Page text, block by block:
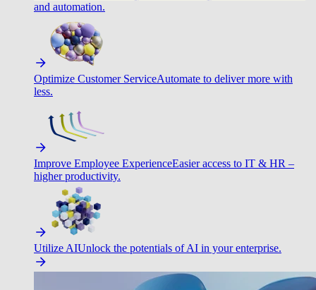
and automation.
Optimize Customer ServiceAutomate to deliver more with
less.
Improve Employee ExperienceEasier access to IT & HR –
higher productivity.
Utilize AIUnlock the potentials of AI in your enterprise.